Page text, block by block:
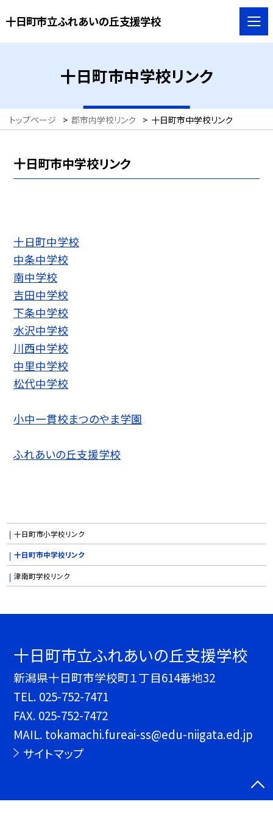
十日町市立ふれあいの丘支援学校
十日町市中学校リンク
トップページ > 郡市内学校リンク > 十日町市中学校リンク
十日町市中学校リンク
十日町中学校
中条中学校
南中学校
吉田中学校
下条中学校
水沢中学校
川西中学校
中里中学校
松代中学校
小中一貫校まつのやま学園
ふれあいの丘支援学校
十日町市小学校リンク
十日町市中学校リンク
津南町学校リンク
十日町市立ふれあいの丘支援学校
新潟県十日町市学校町１丁目614番地32
TEL. 025-752-7471
FAX. 025-752-7472
MAIL. tokamachi.fureai-ss@edu-niigata.ed.jp
サイトマップ